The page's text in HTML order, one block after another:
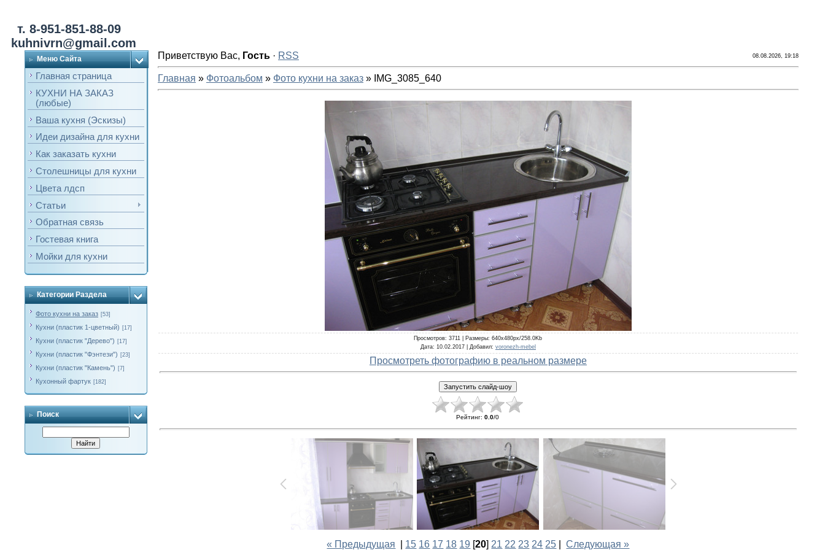
т. 8-951-851-88-09
kuhnivrn@gmail.com
Меню Сайта
Главная страница
КУХНИ НА ЗАКАЗ
(любые)
Ваша кухня (Эскизы)
Идеи дизайна для кухни
Как заказать кухни
Столешницы для кухни
Цвета лдсп
Статьи
Обратная связь
Гостевая книга
Мойки для кухни
Категории Раздела
Фото кухни на заказ [53]
Кухни (пластик 1-цветный) [17]
Кухни (пластик "Дерево") [17]
Кухни (пластик "Фэнтези") [23]
Кухни (пластик "Камень") [7]
Кухонный фартук [182]
Поиск
Приветствую Вас, Гость· RSS 08.08.2026, 19:18
Главная » Фотоальбом » Фото кухни на заказ» IMG_3085_640
Просмотров: 3711 | Размеры: 640x480px/258.0Kb
Дата: 10.02.2017 | Добавил: voronezh-mebel
Просмотреть фотографию в реальном размере
Рейтинг:0.0/0
« Предыдущая 15 16 17 18 19 [20] 21 22 23 24 25 |Следующая »